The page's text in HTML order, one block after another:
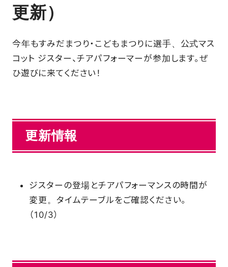
マイページはこちら
CSR
PARTNERS
CONTACT
更新）
今年もすみだまつり・こどもまつりに選手、公式マス
コット ジスター、チアパフォーマーが参加します。ぜ
ひ遊びに来てください！
更新情報
ジスターの登場とチアパフォーマンスの時間が
変更。タイムテーブルをご確認ください。
（10/3）